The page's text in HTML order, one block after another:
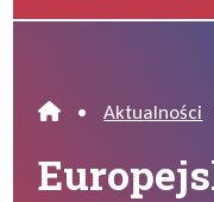
Home
• Aktualności